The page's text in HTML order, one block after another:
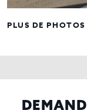
PLUS DE PHOTOS